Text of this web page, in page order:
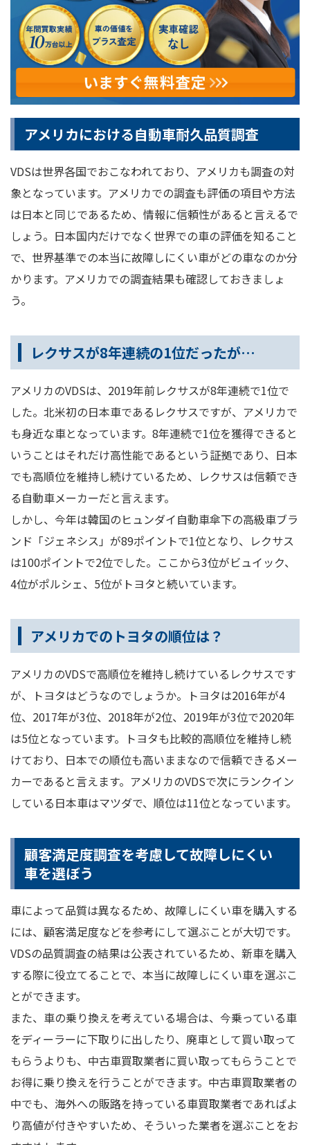
アメリカにおける自動車耐久品質調査
VDSは世界各国でおこなわれており、アメリカも調査の対
象となっています。アメリカでの調査も評価の項目や方法
は日本と同じであるため、情報に信頼性があると言えるで
しょう。日本国内だけでなく世界での車の評価を知ること
で、世界基準での本当に故障しにくい車がどの車なのか分
かります。アメリカでの調査結果も確認しておきましょ
う。
レクサスが8年連続の1位だったが…
アメリカのVDSは、2019年前レクサスが8年連続で1位で
した。北米初の日本車であるレクサスですが、アメリカで
も身近な車となっています。8年連続で1位を獲得できると
いうことはそれだけ高性能であるという証拠であり、日本
でも高順位を維持し続けているため、レクサスは信頼でき
る自動車メーカーだと言えます。
しかし、今年は韓国のヒュンダイ自動車傘下の高級車ブラ
ンド「ジェネシス」が89ポイントで1位となり、レクサス
は100ポイントで2位でした。ここから3位がビュイック、
4位がポルシェ、5位がトヨタと続いています。
アメリカでのトヨタの順位は？
アメリカのVDSで高順位を維持し続けているレクサスです
が、トヨタはどうなのでしょうか。トヨタは2016年が4
位、2017年が3位、2018年が2位、2019年が3位で2020年
は5位となっています。トヨタも比較的高順位を維持し続
けており、日本での順位も高いままなので信頼できるメー
カーであると言えます。アメリカのVDSで次にランクイン
している日本車はマツダで、順位は11位となっています。
顧客満足度調査を考慮して故障しにくい
車を選ぼう
車によって品質は異なるため、故障しにくい車を購入する
には、顧客満足度などを参考にして選ぶことが大切です。
VDSの品質調査の結果は公表されているため、新車を購入
する際に役立てることで、本当に故障しにくい車を選ぶこ
とができます。
また、車の乗り換えを考えている場合は、今乗っている車
をディーラーに下取りに出したり、廃車として買い取って
もらうよりも、中古車買取業者に買い取ってもらうことで
お得に乗り換えを行うことができます。中古車買取業者の
中でも、海外への販路を持っている車買取業者であればよ
り高値が付きやすいため、そういった業者を選ぶことをお